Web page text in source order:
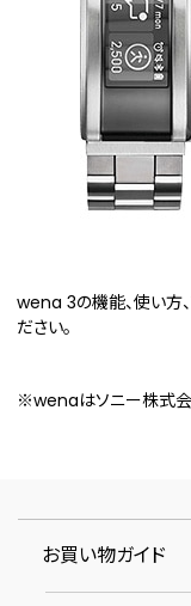
wena 3の機能、使い方
ださい。
※wenaはソニー株式会
お買い物ガイド